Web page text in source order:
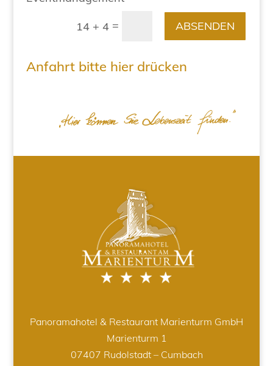
14 + 4 = ABSENDEN
Anfahrt bitte hier drücken
Panoramahotel & Restaurant Marienturm GmbH
Marienturm 1
07407 Rudolstadt – Cumbach